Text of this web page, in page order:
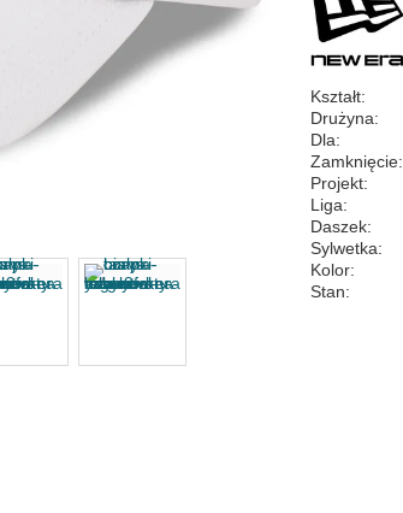
Kształt:
Drużyna:
Dla:
Zamknięcie:
Projekt:
Liga:
Daszek:
Sylwetka:
Kolor:
Stan: